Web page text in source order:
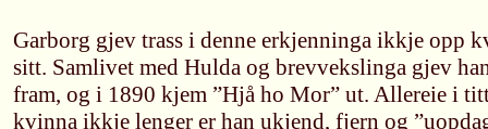
Garborg gjev trass i denne erkjenninga ikkje opp
sitt. Samlivet med Hulda og brevvekslinga gjev
fram, og i 1890 kjem ”Hjå ho Mor” ut. Allereie i
kvinna ikkje lenger er han ukjend, fjern og